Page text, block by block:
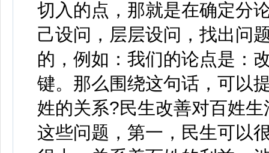
切入的点，那就是在确定分
己设问，层层设问，找出问
的，例如：我们的论点是：
键。那么围绕这句话，可以
姓的关系?民生改善对百姓
这些问题，第一，民生可以